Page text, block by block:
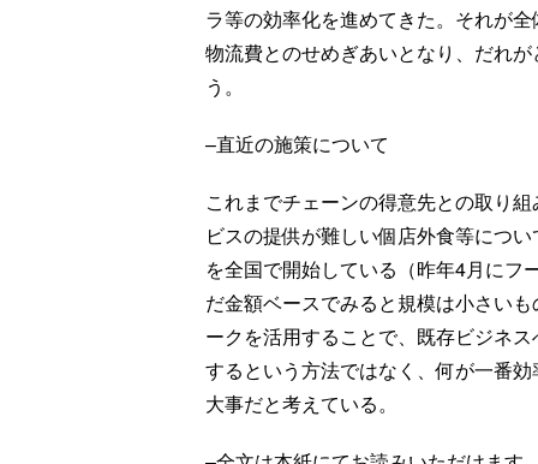
ラ等の効率化を進めてきた。それが
物流費とのせめぎあいとなり、だれ
う。
–直近の施策について
これまでチェーンの得意先との取り
ビスの提供が難しい個店外食等につ
を全国で開始している（昨年4月にフ
だ金額ベースでみると規模は小さい
ークを活用することで、既存ビジネ
するという方法ではなく、何が一番
大事だと考えている。